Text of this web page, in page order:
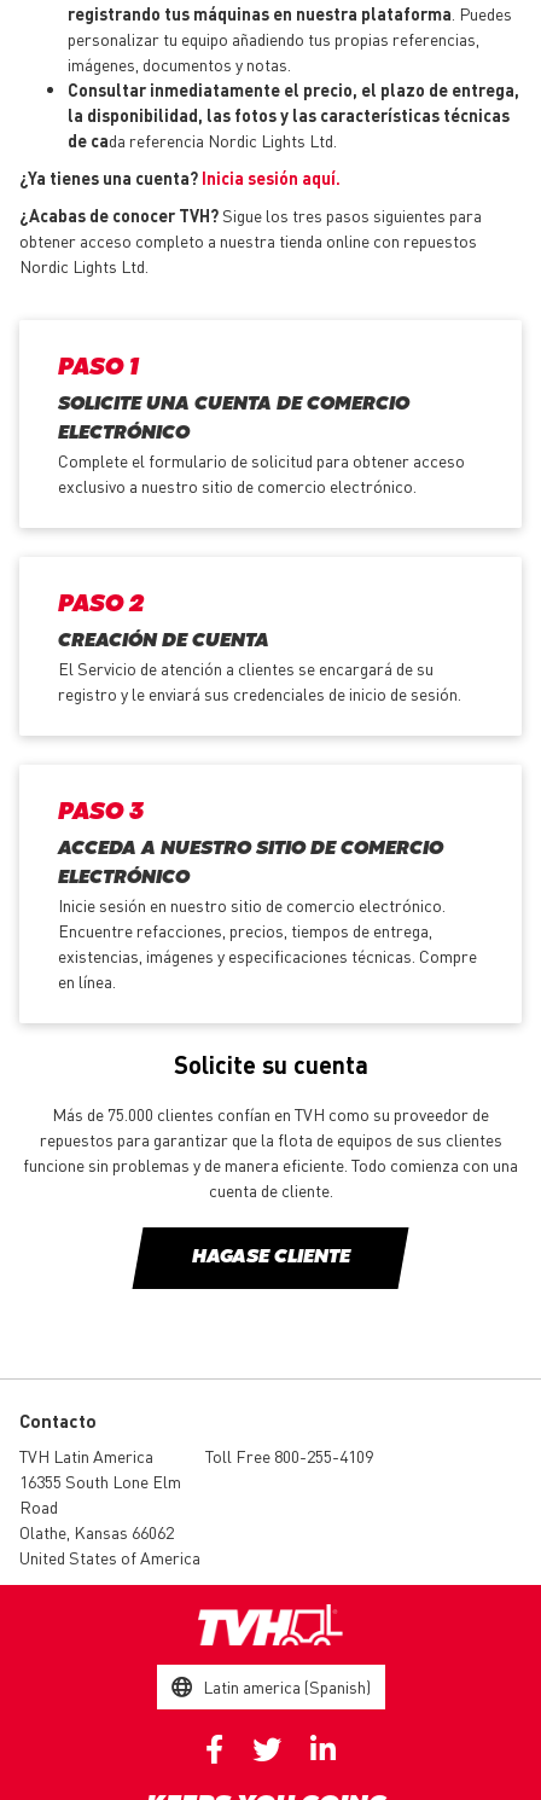
registrando tus máquinas en nuestra plataforma . Puedes
personalizar tu equipo añadiendo tus propias referencias,
imágenes, documentos y notas.
Consultar inmediatamente el precio, el plazo de entrega,
la disponibilidad, las fotos y las características técnicas
de cada referencia Nordic Lights Ltd.
¿Ya tienes una cuenta? Inicia sesión aquí.
¿Acabas de conocer TVH? Sigue los tres pasos siguientes para
obtener acceso completo a nuestra tienda online con repuestos
Nordic Lights Ltd.
PASO 1
SOLICITE UNA CUENTA DE COMERCIO
ELECTRÓNICO
Complete el formulario de solicitud para obtener acceso
exclusivo a nuestro sitio de comercio electrónico.
PASO 2
CREACIÓN DE CUENTA
El Servicio de atención a clientes se encargará de su
registro y le enviará sus credenciales de inicio de sesión.
PASO 3
ACCEDA A NUESTRO SITIO DE COMERCIO
ELECTRÓNICO
Inicie sesión en nuestro sitio de comercio electrónico.
Encuentre refacciones, precios, tiempos de entrega,
existencias, imágenes y especificaciones técnicas. Compre
en línea.
Solicite su cuenta
Más de 75.000 clientes confían en TVH como su proveedor de
repuestos para garantizar que la flota de equipos de sus clientes
funcione sin problemas y de manera eficiente. Todo comienza con una
cuenta de cliente.
HAGASE CLIENTE
Contacto
TVH Latin America
16355 South Lone Elm
Road
Olathe, Kansas 66062
United States of America
Toll Free 800-255-4109
Latin america (Spanish)